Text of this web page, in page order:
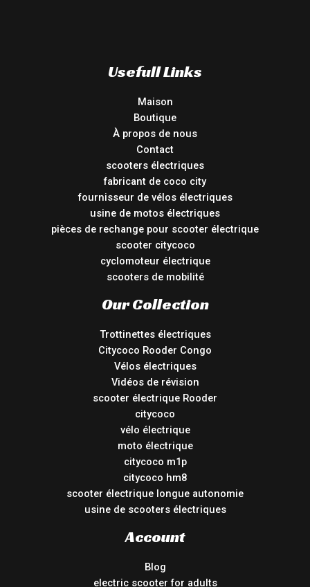
Usefull Links
Maison
Boutique
À propos de nous
Contact
scooters électriques
fabricant de coco city
fournisseur de vélos électriques
usine de motos électriques
pièces de rechange pour scooter électrique
scooter citycoco
cyclomoteur électrique
scooters de mobilité
Our Collection
Trottinettes électriques
Citycoco Rooder Congo
Vélos électriques
Vidéos de révision
scooter électrique Rooder
citycoco
vélo électrique
moto électrique
citycoco m1p
citycoco hm8
scooter électrique longue autonomie
usine de scooters électriques
Account
Blog
electric scooter for adults